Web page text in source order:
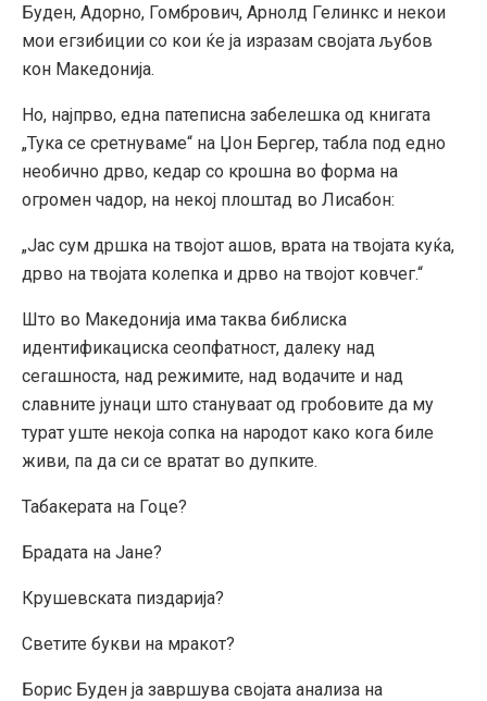
Буден, Адорно, Гомбрович, Арнолд Гелинкс и некои
мои егзибиции со кои ќе ја изразам својата љубов
кон Македонија.
Но, најпрво, една патеписна забелешка од книгата
„Тука се сретнуваме“ на Џон Бергер, табла под едно
необично дрво, кедар со крошна во форма на
огромен чадор, на некој плоштад во Лисабон:
„Јас сум дршка на твојот ашов, врата на твојата куќа,
дрво на твојата колепка и дрво на твојот ковчег.“
Што во Македонија има таква библиска
идентификациска сеопфатност, далеку над
сегашноста, над режимите, над водачите и над
славните јунаци што стануваат од гробовите да му
турат уште некоја сопка на народот како кога биле
живи, па да си се вратат во дупките.
Табакерата на Гоце?
Брадата на Јане?
Крушевската пиздарија?
Светите букви на мракот?
Борис Буден ја завршува својата анализа на